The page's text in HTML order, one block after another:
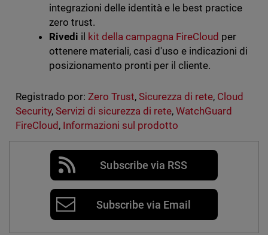
integrazioni delle identità e le best practice
zero trust.
Rivedi il kit della campagna FireCloud per
ottenere materiali, casi d'uso e indicazioni di
posizionamento pronti per il cliente.
Registrado por: Zero Trust, Sicurezza di rete, Cloud
Security, Servizi di sicurezza di rete,WatchGuard
FireCloud, Informazioni sul prodotto
Subscribe via RSS
Subscribe via Email